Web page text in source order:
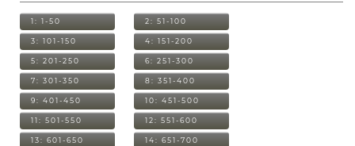
1: 1-50 2: 51-100
3: 101-150 4: 151-200
5: 201-250 6: 251-300
7: 301-350 8: 351-400
9: 401-450 10: 451-500
11: 501-550 12: 551-600
13: 601-650 14: 651-700